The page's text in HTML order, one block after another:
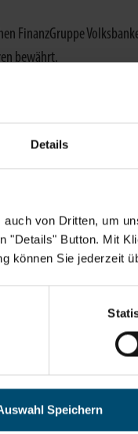
Details
von Dritten, um
"Details" Button. Mit
können Sie jederzeit
Speichern
FinanzGruppe
bewährt.
des
Kraft der Gemeinschaft.
in den
erneuerbare Energien
zugleich. Indem
Ihrem Sinne bleibende
Ihnen nur, was
daran halten.